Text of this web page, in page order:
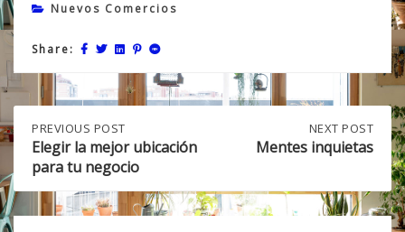
Nuevos Comercios
Share:
Post
navigation
PREVIOUS
POST:
ELEGIR
LA
MEJOR
UBICACIÓN
PREVIOUS POST
Elegir la mejor ubicación
para tu negocio
NEXT POST
Mentes inquietas